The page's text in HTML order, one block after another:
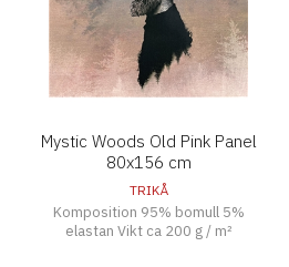
Mystic Woods Old Pink Panel
80x156 cm
TRIKÅ
Komposition 95% bomull 5%
elastan Vikt ca 200 g / m²